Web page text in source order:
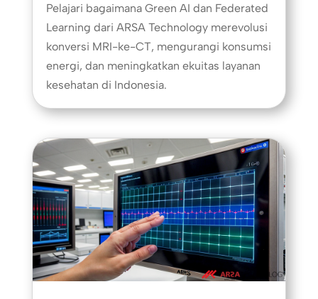
Pelajari bagaimana Green AI dan Federated
Learning dari ARSA Technology merevolusi
konversi MRI-ke-CT, mengurangi konsumsi
energi, dan meningkatkan ekuitas layanan
kesehatan di Indonesia.